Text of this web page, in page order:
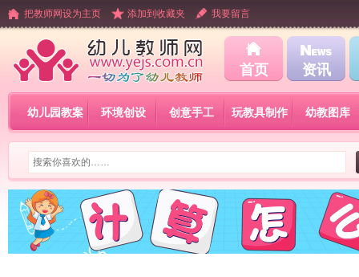
把教师网设为主页 添加到收藏夹 我要留言
首页 资讯
幼儿园教案 环境创设 创意手工 玩教具制作 幼教图库